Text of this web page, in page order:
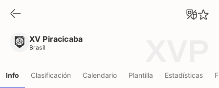
XV Piracicaba
Brasil
Info Clasificación Calendario Plantilla Estadísticas